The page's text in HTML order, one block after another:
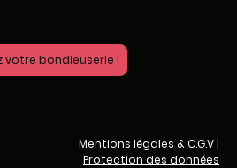
votre bondieuserie !
Mentions légales & C.G.V |
Protection des données